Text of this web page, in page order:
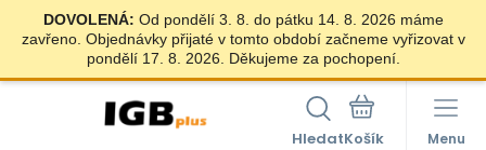
DOVOLENÁ: Od pondělí 3. 8. do pátku 14. 8. 2026 máme
zavřeno. Objednávky přijaté v tomto období začneme vyřizovat v
pondělí 17. 8. 2026. Děkujeme za pochopení.
Hledat Menu